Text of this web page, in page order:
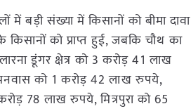
में बड़ी संख्या में किसानों को बीमा दावा
को प्राप्त हुई, जबकि चौथ का
डूंगर क्षेत्र को 3 करोड़ 41 लाख
को 1 करोड़ 42 लाख रुपये,
78 लाख रुपये, मित्रपुरा को 65